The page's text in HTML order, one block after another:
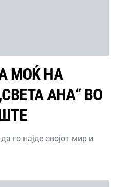
МОЌ НА
АНА“ ВО
го најде својот мир и